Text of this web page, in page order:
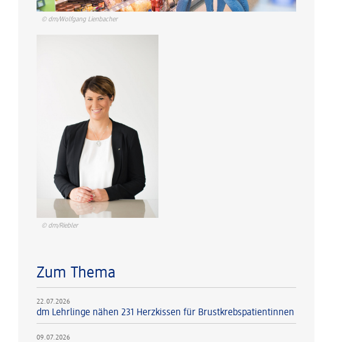
© dm/Wolfgang Lienbacher
© dm/Riebler
Zum Thema
22.07.2026
dm Lehrlinge nähen 231 Herzkissen für Brustkrebspatientinnen
09.07.2026